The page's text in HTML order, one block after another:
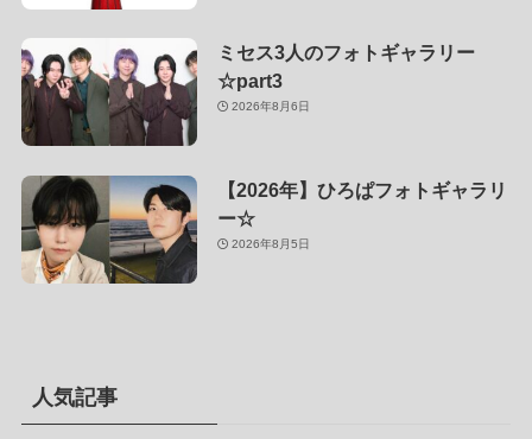
ミセス3人のフォトギャラリー
☆part3
2026年8月6日
【2026年】ひろぱフォトギャラリ
ー☆
2026年8月5日
人気記事